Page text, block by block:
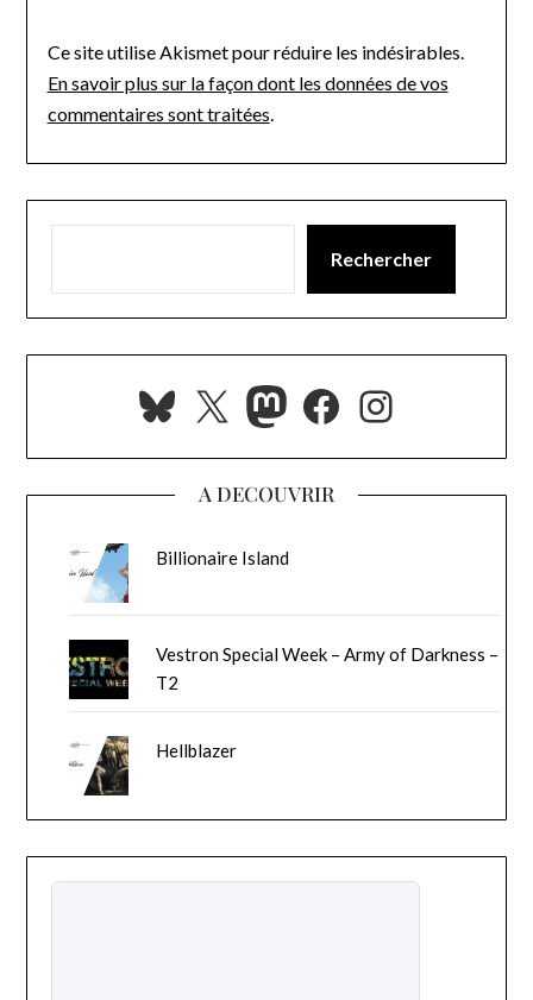
Ce site utilise Akismet pour réduire les indésirables.
En savoir plus sur la façon dont les données de vos
commentaires sont traitées
Rechercher
Bluesky
X Mastodon
Facebook
A DECOUVRIR
Billionaire Island
Vestron Special Week – Army of Darkness –
T2
Hellblazer